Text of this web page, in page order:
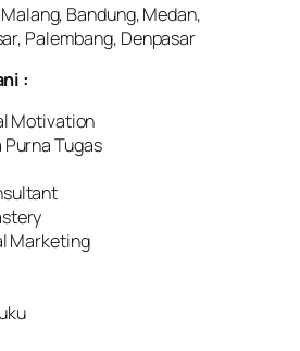
Bandung, Medan,
Palembang, Denpasar
:
Motivation
Tugas
Marketing